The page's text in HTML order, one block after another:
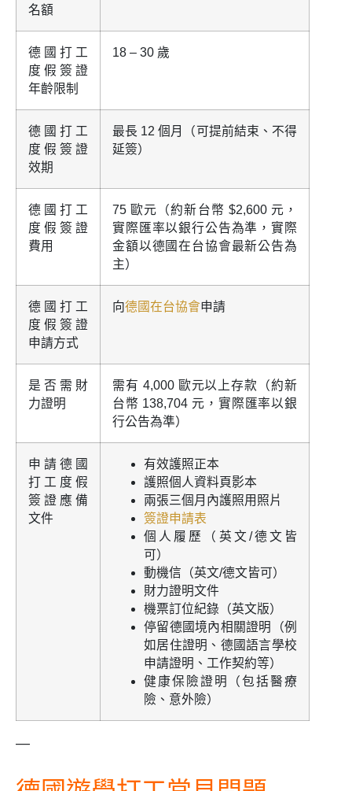
名額
德國打工
度假簽證
年齡限制
18 – 30 歲
德國打工
度假簽證
效期
最長 12 個月（可提前結束、不得
延簽）
德國打工
度假簽證
費用
75 歐元（約新台幣 $2,600 元，
實際匯率以銀行公告為準，實際
金額以德國在台協會最新公告為
主）
德國打工
度假簽證
申請方式
向德國在台協會申請
是否需財
力證明
需有 4,000 歐元以上存款（約新
台幣 138,704 元，實際匯率以銀
行公告為準）
申請德國
打工度假
簽證應備
文件
有效護照正本
護照個人資料頁影本
兩張三個月內護照用照片
簽證申請表
個人履歷（英文/德文皆
可）
動機信（英文/德文皆可）
財力證明文件
機票訂位紀錄（英文版）
停留德國境內相關證明（例
如居住證明、德國語言學校
申請證明、工作契約等）
健康保險證明（包括醫療
險、意外險）
—